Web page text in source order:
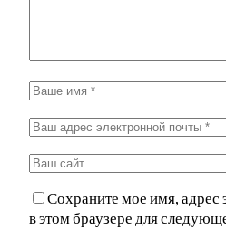
Сохраните мое имя, адрес
в этом браузере для